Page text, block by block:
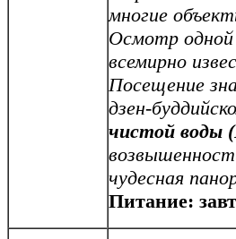
многие
Осмотр одной
всемирно
Посещение
дзен-
чистой воды
чудесная
Питание: